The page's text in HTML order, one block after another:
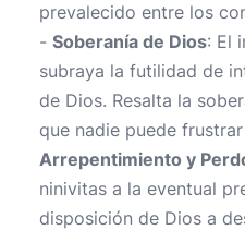
prevalecido entre los
- Soberanía de Dios: El
subraya la futilidad de
de Dios. Resalta la
que nadie puede
Arrepentimiento y
ninivitas a la eventual
disposición de Dios a